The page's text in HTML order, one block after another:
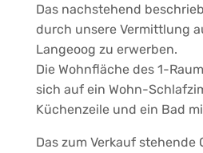
Das nachstehend
durch unsere Vermittlung
Langeoog zu erwerben.
Die Wohnfläche des 1-
sich auf ein Wohn-
Küchenzeile und ein Bad
Das zum Verkauf